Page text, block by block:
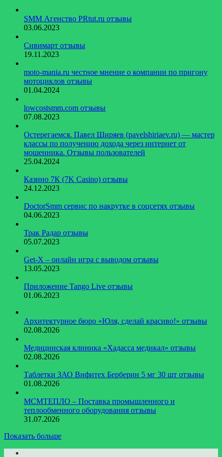
SMM Агенство PRtut.ru отзывы
03.06.2023
Сивимарт отзывы
19.11.2023
moto-mania.ru честное мнение о компании по пригону
мотоциклов отзывы
01.04.2024
lowcostsmm.com отзывы
07.08.2023
Остерегаемся. Павел Ширяев (pavelshiriaev.ru) — мастер
классы по получению дохода через интернет от
мошенника. Отзывы пользователей
25.04.2024
Казино 7К (7K Casino) отзывы
24.12.2023
DoctorSmm сервис по накрутке в соцсетях отзывы
04.06.2023
Трак Радар отзывы
05.07.2023
Get-X – онлайн игра с выводом отзывы
13.05.2023
Приложение Tango Live отзывы
01.06.2023
​Архитектурное бюро «Юля, сделай красиво!» отзывы
02.08.2026
Медицинская клиника «Хадасса медикал» отзывы
02.08.2026
Таблетки ЗАО Вифитех Берберин 5 мг 30 шт отзывы
01.08.2026
МСМТЕПЛО – Поставка промышленного и
теплообменного оборудования отзывы
31.07.2026
Показать больше